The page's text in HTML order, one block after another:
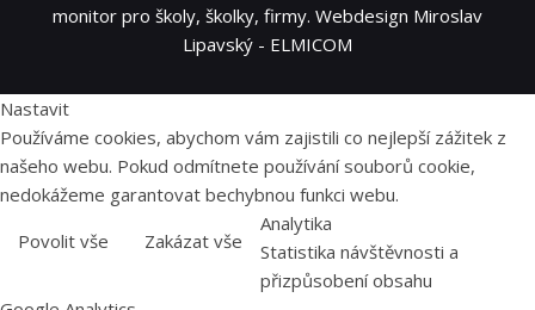
monitor pro školy, školky, firmy. Webdesign Miroslav
Lipavský - ELMICOM
Nastavit
Používáme cookies, abychom vám zajistili co nejlepší zážitek z
našeho webu. Pokud odmítnete používání souborů cookie,
nedokážeme garantovat bechybnou funkci webu.
Povolit vše
Zakázat vše
Analytika
Statistika návštěvnosti a
přizpůsobení obsahu